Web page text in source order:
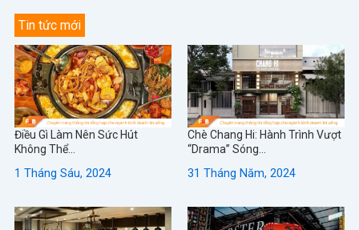
Tin tức mới
Điều Gì Làm Nên Sức Hút
Không Thể...
1 Tháng Sáu, 2024
Chè Chang Hi: Hành Trình Vượt
“Drama” Sóng...
31 Tháng Năm, 2024